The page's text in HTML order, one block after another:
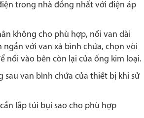
trong nhà đồng nhất với điện áp
không cho phù hợp, nối van dài
ngắn với van xả bình chứa, chọn vòi
nối vào bên còn lại của ống kim loại.
sau van bình chứa của thiết bị khi sử
lắp túi bụi sao cho phù hợp